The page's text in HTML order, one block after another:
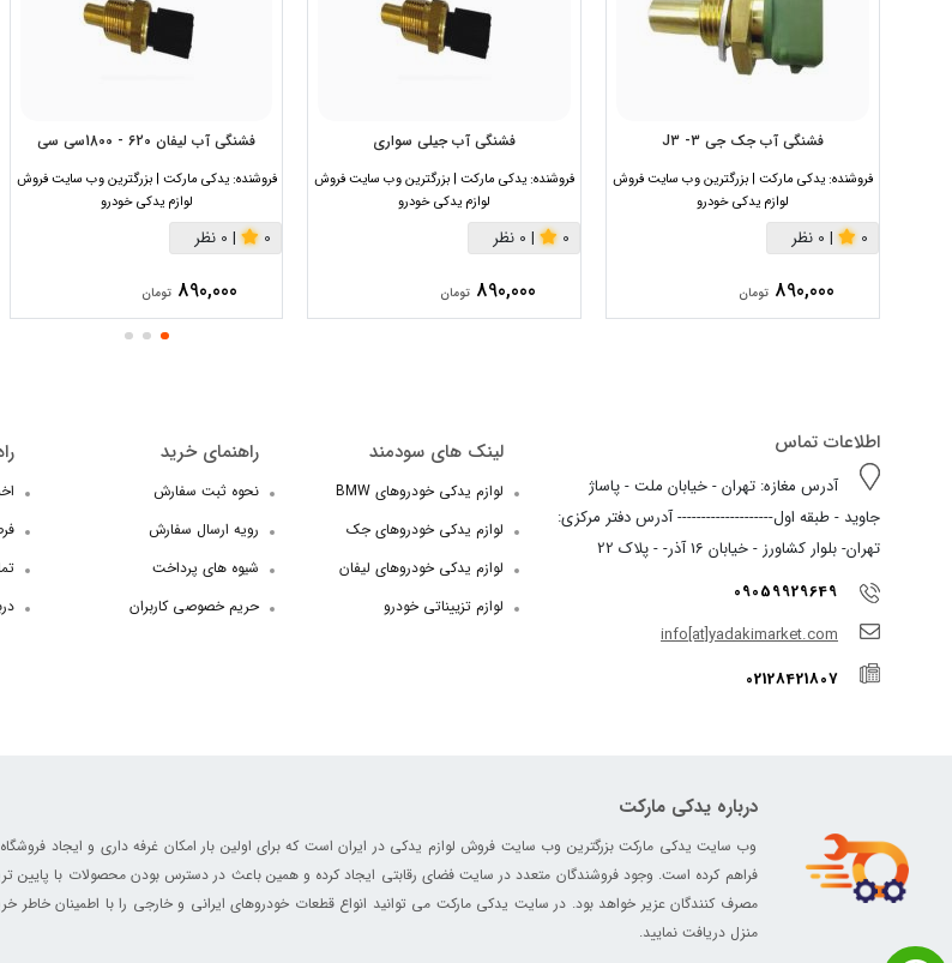
فشنگی آب جک جی 3- J3
فروشنده: یدکی مارکت | بزرگترین وب سایت فروش
لوازم یدکی خودرو
0
| 0 نظر
890,000 تومان
فشنگی آب جیلی سواری
فروشنده: یدکی مارکت | بزرگترین وب سایت فروش
لوازم یدکی خودرو
0
| 0 نظر
890,000 تومان
فشنگی آب لیفان 620 - 1800سی سی
فروشنده: یدکی مارکت | بزرگترین وب سایت فروش
لوازم یدکی خودرو
0
| 0 نظر
890,000 تومان
اطلاعات تماس
آدرس مغازه: تهران - خیابان ملت - پاساژ
جاوید - طبقه اول-------------------- آدرس دفتر مرکزی:
تهران- بلوار کشاورز - خیابان 16 آذر- - پلاک 22
09059929649
info[at]yadakimarket.com
02128421807
لینک های سودمند
لوازم یدکی خودروهای BMW
لوازم یدکی خودروهای جک
لوازم یدکی خودروهای لیفان
لوازم تزییناتی خودرو
راهنمای خرید
نحوه ثبت سفارش
رویه ارسال سفارش
شیوه های پرداخت
حریم خصوصی کاربران
درباره یدکی مارکت
وب سایت یدکی مارکت بزرگترین وب سایت فروش لوازم یدکی در ایران است که برای اولین بار امکان غرفه داری و ایجاد فروشگاه
فراهم کرده است. وجود فروشندگان متعدد در سایت فضای رقابتی ایجاد کرده و همین باعث در دسترس بودن محصولات با پایین
مصرف کنندگان عزیر خواهد بود. در سایت یدکی مارکت می توانید انواع قطعات خودروهای ایرانی و خارجی را با اطمینان خاطر
منزل دریافت نمایید.